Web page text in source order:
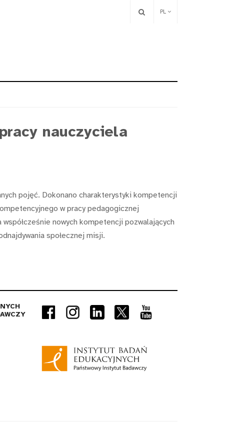
PL
nauczyciela
pojęć. Dokonano charakterystyki kompetencji
w pracy pedagogicznej
nowych kompetencji pozwalających
społecznej misji.